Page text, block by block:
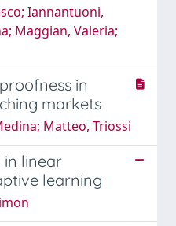
Iannantuoni,
Maggian, Valeria;
in
markets
Matteo, Triossi
in linear
learning